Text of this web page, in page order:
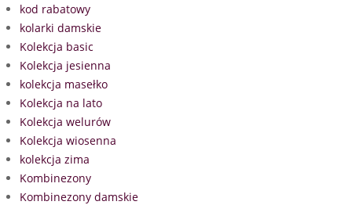
kod rabatowy
kolarki damskie
Kolekcja basic
Kolekcja jesienna
kolekcja masełko
Kolekcja na lato
Kolekcja welurów
Kolekcja wiosenna
kolekcja zima
Kombinezony
Kombinezony damskie